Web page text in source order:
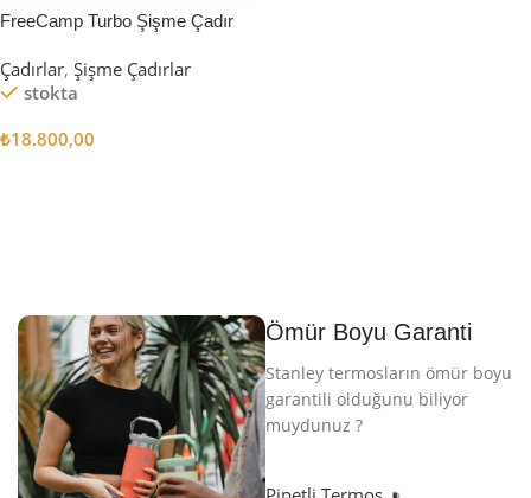
FreeCamp Turbo Şişme Çadır
Çadırlar, Şişme Çadırlar
stokta
₺18.800,00
Ömür Boyu Garanti
Stanley termosların ömür boyu
garantili olduğunu biliyor
muydunuz ?